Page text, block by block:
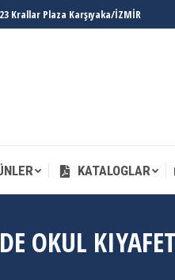
Krallar Plaza Karşıyaka/İZMİR
KATALOGLAR
OKUL
KATALOGLAR